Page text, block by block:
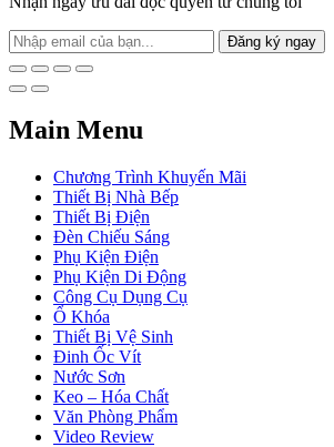
Đăng ký ngay
Main Menu
Chương Trình Khuyến Mãi
Thiết Bị Nhà Bếp
Thiết Bị Điện
Đèn Chiếu Sáng
Phụ Kiện Điện
Phụ Kiện Di Động
Công Cụ Dụng Cụ
Ổ Khóa
Thiết Bị Vệ Sinh
Đinh Ốc Vít
Nước Sơn
Keo – Hóa Chất
Văn Phòng Phẩm
Video Review